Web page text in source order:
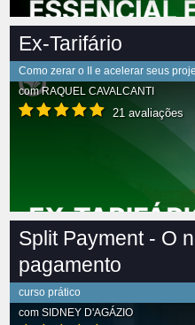
Ex-Tarifário
Como zerar o II e acelerar seus
comRAQUEL CAVALCANTI
21 avaliações
Split Payment - O
pagamento
curso prático
com SIDNEY D'AGÁZIO